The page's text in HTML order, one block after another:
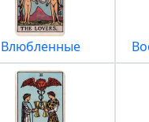
Влюбленные